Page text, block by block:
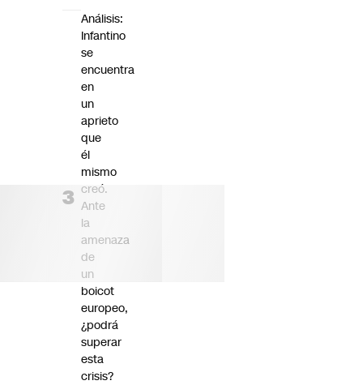
Análisis:
Infantino
se
encuentra
en
un
aprieto
que
él
mismo
creó.
Ante
la
amenaza
de
un
boicot
europeo,
¿podrá
superar
esta
crisis?